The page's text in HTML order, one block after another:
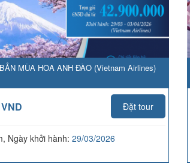
MÙA HOA ANH ĐÀO (Vietnam Airlines)
Đặt tour
Ngày khởi hành: 29/03/2026